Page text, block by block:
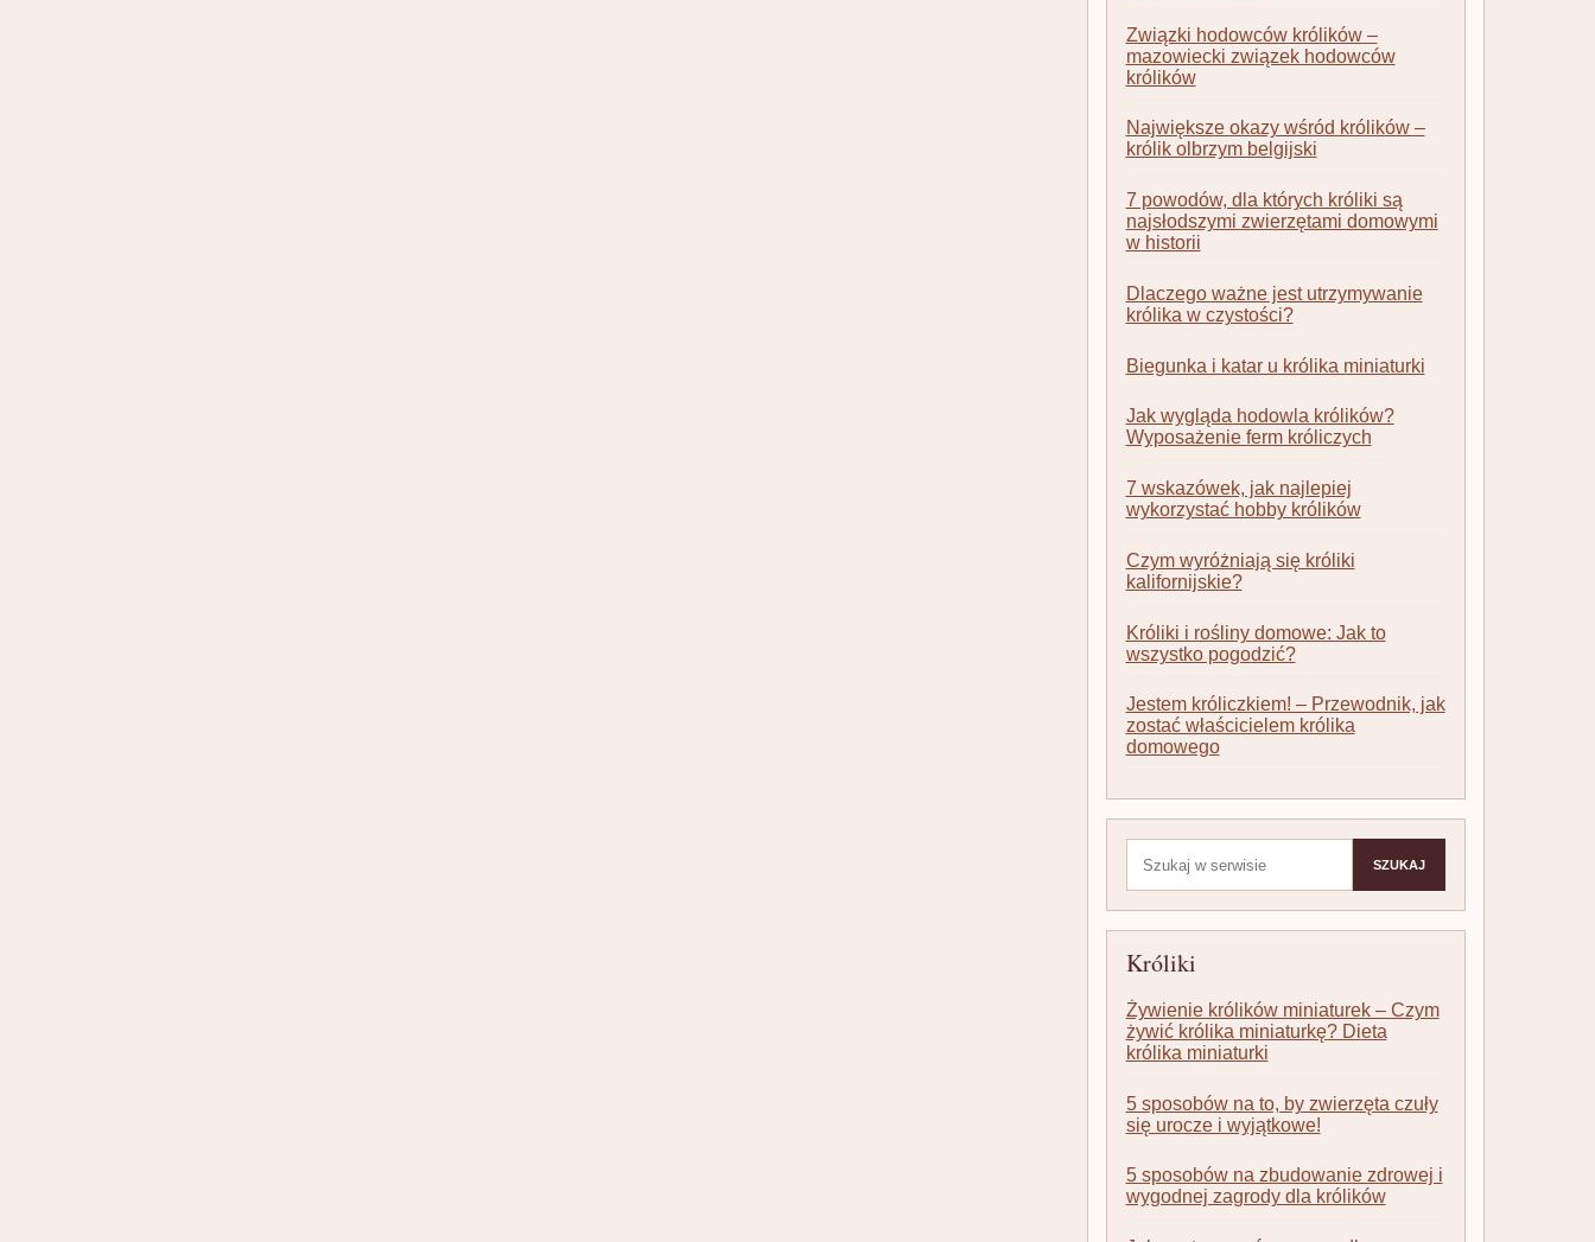
Związki hodowców królików –
mazowiecki związek hodowców
królików
Największe okazy wśród królików –
królik olbrzym belgijski
7 powodów, dla których króliki są
najsłodszymi zwierzętami domowymi
w historii
Dlaczego ważne jest utrzymywanie
królika w czystości?
Biegunka i katar u królika miniaturki
Jak wygląda hodowla królików?
Wyposażenie ferm króliczych
7 wskazówek, jak najlepiej
wykorzystać hobby królików
Czym wyróżniają się króliki
kalifornijskie?
Króliki i rośliny domowe: Jak to
wszystko pogodzić?
Jestem króliczkiem! – Przewodnik, jak
zostać właścicielem królika
domowego
Szukaj:
SZUKAJ
Króliki
Żywienie królików miniaturek – Czym
żywić królika miniaturkę? Dieta
królika miniaturki
5 sposobów na to, by zwierzęta czuły
się urocze i wyjątkowe!
5 sposobów na zbudowanie zdrowej i
wygodnej zagrody dla królików